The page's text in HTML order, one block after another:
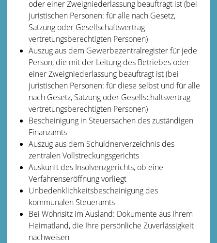
oder einer Zweigniederlassung beauftragt ist (bei
juristischen Personen: für alle nach Gesetz,
Satzung oder Gesellschaftsvertrag
vertretungsberechtigten Personen)
Auszug aus dem Gewerbezentralregister für jede
Person, die mit der Leitung des Betriebes oder
einer Zweigniederlassung beauftragt ist (bei
juristischen Personen: für diese selbst und für alle
nach Gesetz, Satzung oder Gesellschaftsvertrag
vertretungsberechtigten Personen)
Bescheinigung in Steuersachen des zuständigen
Finanzamts
Auszug aus dem Schuldnerverzeichnis des
zentralen Vollstreckungsgerichts
Auskunft des Insolvenzgerichts, ob eine
Verfahrenseröffnung vorliegt
Unbedenklichkeitsbescheinigung des
kommunalen Steueramts
Bei Wohnsitz im Ausland: Dokumente aus Ihrem
Heimatland, die Ihre persönliche Zuverlässigkeit
nachweisen